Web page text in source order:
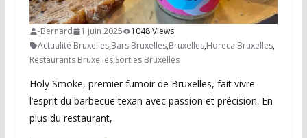
-Bernard 1 juin 2025
1048 Views
Actualité Bruxelles,Bars Bruxelles,Bruxelles,Horeca Bruxelles,
Restaurants Bruxelles,Sorties Bruxelles
Holy Smoke, premier fumoir de Bruxelles, fait vivre
l’esprit du barbecue texan avec passion et précision. En
plus du restaurant,